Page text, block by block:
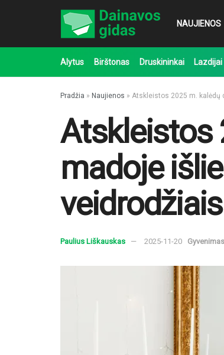
NAUJIENOS
Alytus Birštonas Druskininkai Lazdijai
Pradžia » Naujienos » Atskleistos 2025 m. kalėdų
Atskleistos
madoje
veidrodžiais
Paulius Liškauskas 2025-11-20 Gyvenimas